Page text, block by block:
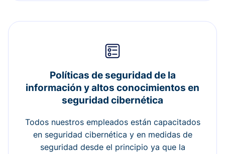
Políticas de seguridad de la
información y altos conocimientos en
seguridad cibernética
Todos nuestros empleados están capacitados
en seguridad cibernética y en medidas de
seguridad desde el principio ya que la